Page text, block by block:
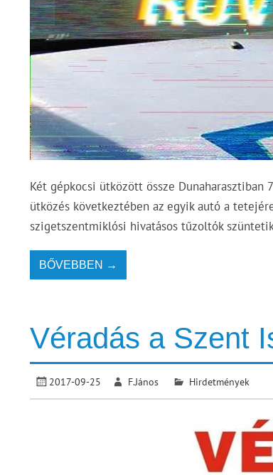
Két gépkocsi ütközött össze Dunaharasztiban
ütközés következtében az egyik autó a
szigetszentmiklósi hivatásos tűzoltók
BŐVEBBEN →
Véradás a Szent
2017-09-25 F.János Hirdetmények